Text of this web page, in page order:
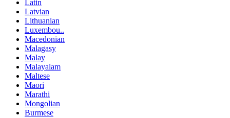
Latin
Latvian
Lithuanian
Luxembou..
Macedonian
Malagasy
Malay
Malayalam
Maltese
Maori
Marathi
Mongolian
Burmese